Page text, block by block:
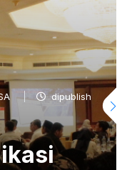
dipublish